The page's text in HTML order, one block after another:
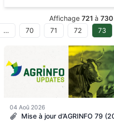
Affichage 721 à 730
…
70 71 72 73
04 Aoû 2026
Mise à jour d’AGRINFO 79